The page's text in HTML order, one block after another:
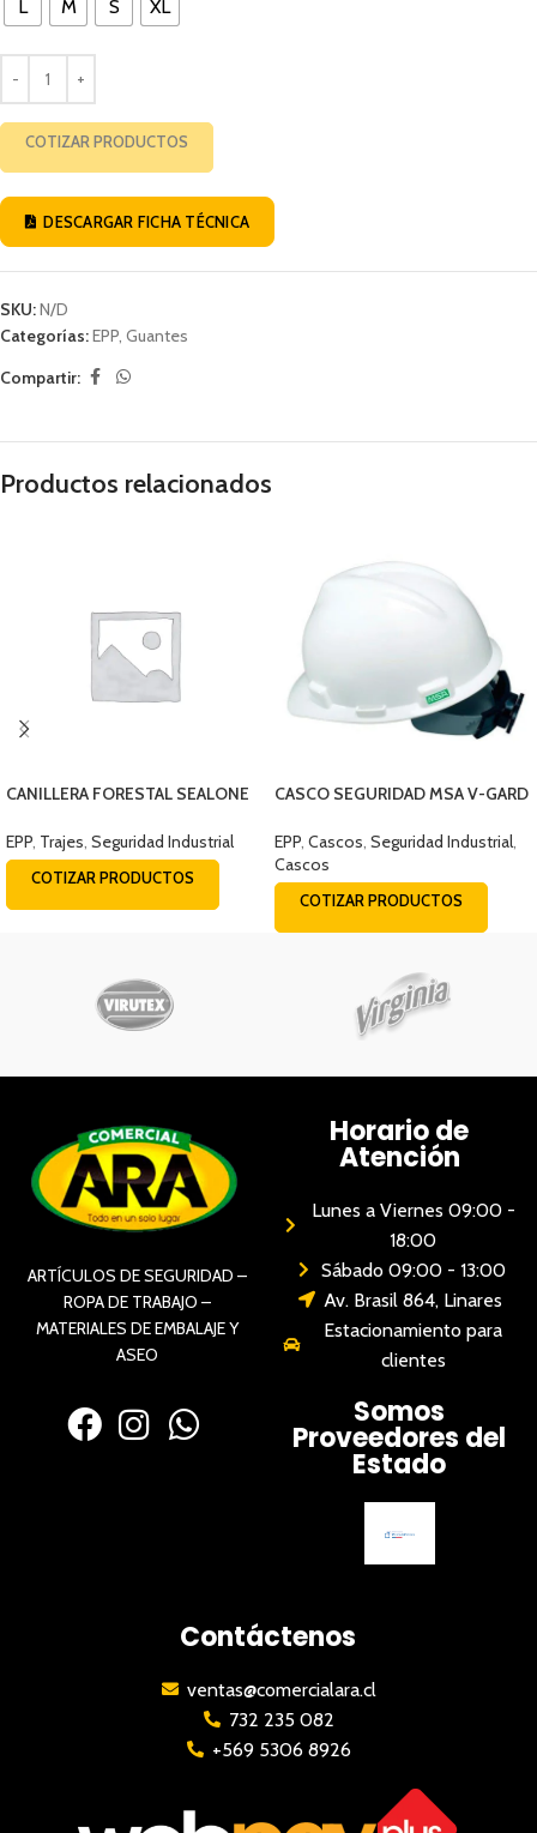
L
M S XL
COTIZAR PRODUCTOS
DESCARGAR FICHA TÉCNICA
SKU:N/D
Categorías:EPP, Guantes
Compartir:
Productos relacionados
CANILLERA FORESTAL SEALONE
EPP Trajes Seguridad Industrial
COTIZAR PRODUCTOS
CASCO SEGURIDAD MSA V-GARD
EPP Cascos Seguridad Industrial
Cascos
COTIZAR PRODUCTOS
ARTÍCULOS DE SEGURIDAD –
ROPA DE TRABAJO –
MATERIALES DE EMBALAJE Y
ASEO
Horario de
Atención
Lunes a Viernes 09:00 -
18:00
Sábado 09:00 - 13:00
Av. Brasil 864, Linares
Estacionamiento para
clientes
Somos
Proveedores del
Estado
Contáctenos
ventas@comercialara.cl
732 235 082
+569 5306 8926